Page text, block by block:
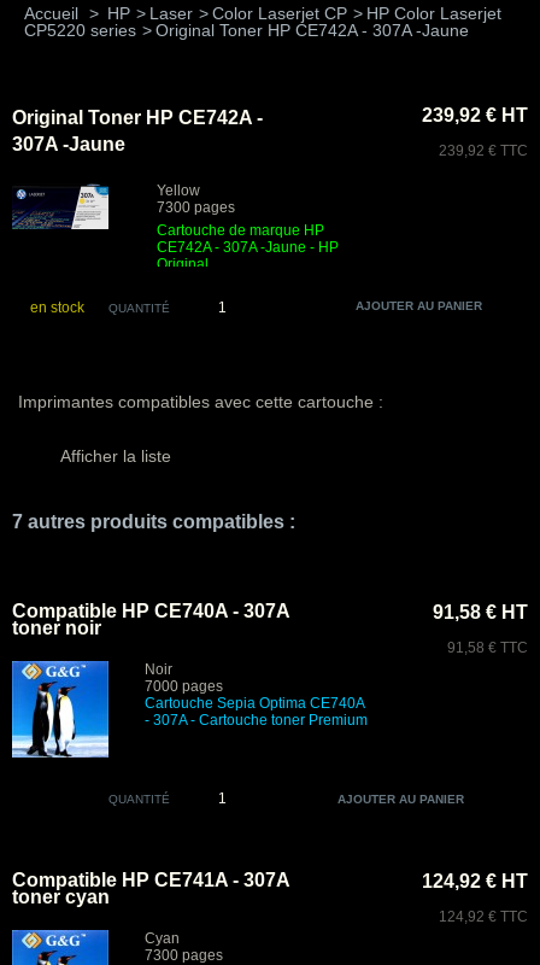
Accueil > HP > Laser >Color Laserjet CP > HP Color Laserjet
CP5220 series >Original Toner HP CE742A - 307A -Jaune
Original Toner HP CE742A -
307A -Jaune
Yellow
7300 pages
Cartouche de marque HP
CE742A - 307A -Jaune - HP
Original
239,92 € HT
239,92 € TTC
en stock QUANTITÉ
Imprimantes compatibles avec cette cartouche :
Afficher la liste
7 autres produits compatibles :
Compatible HP CE740A - 307A
toner noir
Noir
7000 pages
Cartouche Sepia Optima CE740A
- 307A - Cartouche toner Premium
91,58 € HT
91,58 € TTC
QUANTITÉ
Compatible HP CE741A - 307A
toner cyan
Cyan
7300 pages
124,92 € HT
124,92 € TTC